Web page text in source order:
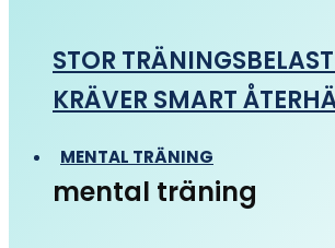
STOR
KRÄVER SMART
MENTAL TRÄNING
mental träning